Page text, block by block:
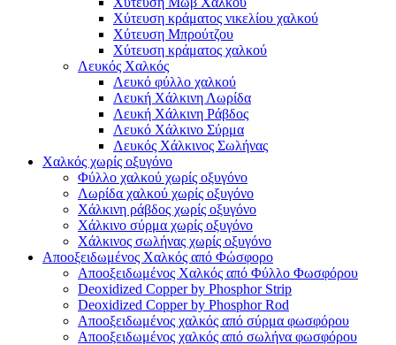
Χύτευση κράματος νικελίου χαλκού
Χύτευση Μπρούτζου
Χύτευση κράματος χαλκού
Λευκός Χαλκός
Λευκό φύλλο χαλκού
Λευκή Χάλκινη Λωρίδα
Λευκή Χάλκινη Ράβδος
Λευκό Χάλκινο Σύρμα
Λευκός Χάλκινος Σωλήνας
Χαλκός χωρίς οξυγόνο
Φύλλο χαλκού χωρίς οξυγόνο
Λωρίδα χαλκού χωρίς οξυγόνο
Χάλκινη ράβδος χωρίς οξυγόνο
Χάλκινο σύρμα χωρίς οξυγόνο
Χάλκινος σωλήνας χωρίς οξυγόνο
Αποοξειδωμένος Χαλκός από Φώσφορο
Αποοξειδωμένος Χαλκός από Φύλλο Φωσφόρου
Deoxidized Copper by Phosphor Strip
Deoxidized Copper by Phosphor Rod
Αποοξειδωμένος χαλκός από σύρμα φωσφόρου
Αποοξειδωμένος χαλκός από σωλήνα φωσφόρου